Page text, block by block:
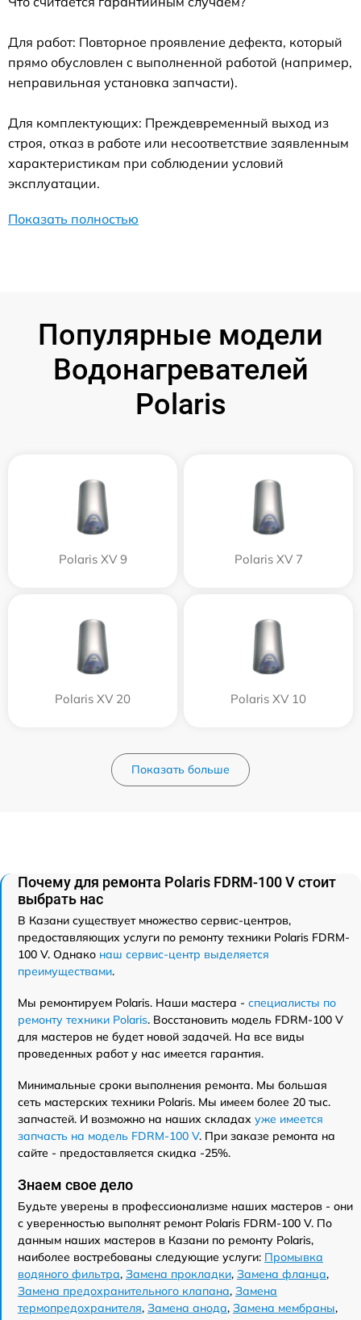
Для работ: Повторное проявление дефекта, который
прямо обусловлен с выполненной работой (например,
неправильная установка запчасти).
Для комплектующих: Преждевременный выход из
строя, отказ в работе или несоответствие заявленным
характеристикам при соблюдении условий
эксплуатации.
Показать полностью
Популярные модели
Водонагревателей
Polaris
Polaris XV 9 Polaris XV 7
Polaris XV 20 Polaris XV 10
Показать больше
Почему для ремонта Polaris FDRM-100 V стоит
выбрать нас
В Казани существует множество сервис-центров,
предоставляющих услуги по ремонту техники Polaris FDRM-
100 V. Однако наш сервис-центр выделяется
преимуществами.
Мы ремонтируем Polaris. Наши мастера - специалисты по
ремонту техники Polaris. Восстановить модель FDRM-100 V
для мастеров не будет новой задачей. На все виды
проведенных работ у нас имеется гарантия.
Минимальные сроки выполнения ремонта. Мы большая
сеть мастерских техники Polaris. Мы имеем более 20 тыс.
запчастей. И возможно на наших складах уже имеется
запчасть на модель FDRM-100 V. При заказе ремонта на
сайте - предоставляется скидка -25%.
Знаем свое дело
Будьте уверены в профессионализме наших мастеров - они
с уверенностью выполнят ремонт Polaris FDRM-100 V. По
данным наших мастеров в Казани по ремонту Polaris,
наиболее востребованы следующие услуги: Промывка
водяного фильтра, Замена прокладки, Замена фланца,
Замена предохранительного клапана, Замена
термопредохранителя, Замена анода, Замена мембраны,